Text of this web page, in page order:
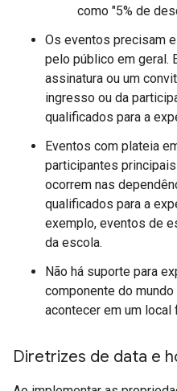
como "5% de
Os eventos precisam
pelo público em geral.
assinatura ou um
ingresso ou da
qualificados para a
Eventos com plateia
participantes
ocorrem nas
qualificados para a
exemplo, eventos de
da escola.
Não há suporte para
componente do
acontecer em um local
Diretrizes de data e